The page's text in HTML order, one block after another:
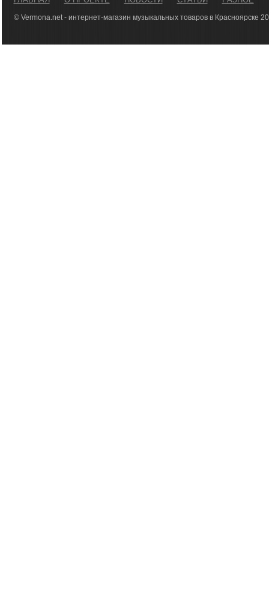
© Vermona.net - интернет-магазин музыкальных товаров в Красноярске